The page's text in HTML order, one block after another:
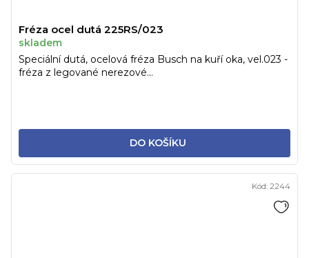
Fréza ocel dutá 225RS/023
skladem
DO KOŠÍKU
Speciální dutá, ocelová fréza Busch na kuří oka, vel.023 -
fréza z legované nerezové...
Kód: 2244